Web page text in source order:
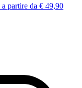
a partire da € 49,90